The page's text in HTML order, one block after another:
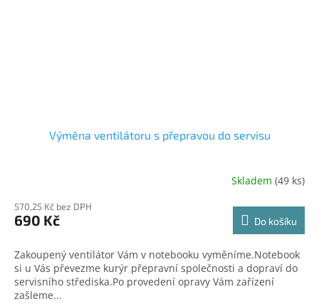
Výměna ventilátoru s přepravou do servisu
Skladem (49 ks)
570,25 Kč bez DPH
690 Kč Do košíku
Zakoupený ventilátor Vám v notebooku vyměníme.Notebook
si u Vás převezme kurýr přepravní společnosti a dopraví do
servisního střediska.Po provedení opravy Vám zařízení
zašleme...